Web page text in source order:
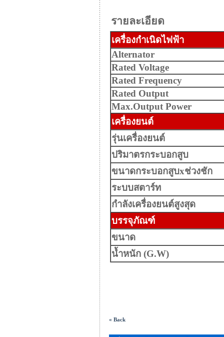
รายละเอียด
เครื่องกำเนิดไฟฟ้า
Alternator
Rated Voltage
Rated Frequency
Rated Output
Max.Output Power
เครื่องยนต์
รุ่นเครื่องยนต์
ปริมาตรกระบอกสูบ
ขนาดกระบอกสูบxช่วงชัก
ระบบสตาร์ท
กำลังเครื่องยนต์สูงสุด
บรรจุภัณฑ์
ขนาด
น้ำหนัก (G.W)
« Back